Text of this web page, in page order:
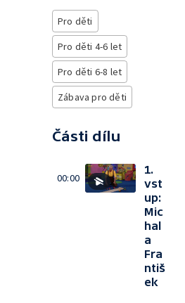
Pro děti
Pro děti 4-6 let
Pro děti 6-8 let
Zábava pro děti
Části dílu
00:00
1.
vst
up:
Mic
hal
a
Fra
ntiš
ek